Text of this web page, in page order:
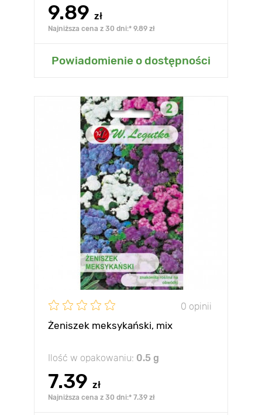
9.89 zł
Najniższa cena z 30 dni:* 9.89 zł
Powiadomienie o dostępności
0 opinii
Żeniszek meksykański, mix
Ilość w opakowaniu: 0.5 g
7.39 zł
Najniższa cena z 30 dni:* 7.39 zł